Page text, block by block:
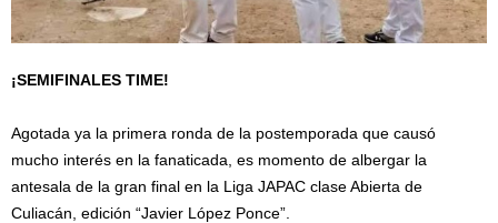
¡SEMIFINALES TIME!
Agotada ya la primera ronda de la postemporada que causó
mucho interés en la fanaticada, es momento de albergar la
antesala de la gran final en la Liga JAPAC clase Abierta de
Culiacán, edición “Javier López Ponce”.